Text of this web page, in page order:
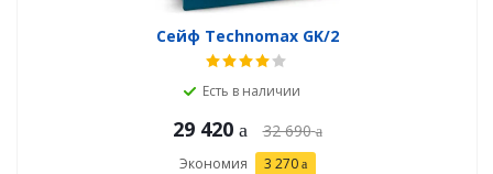
Сейф Technomax GK/2
Есть в наличии
29 420 32 690
Экономия 3 270